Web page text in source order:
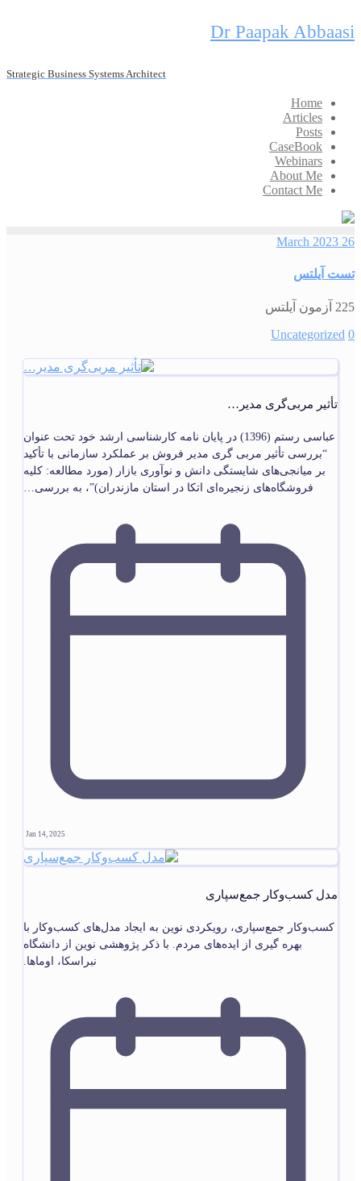
Skip
to
Dr Paapak Abbaasi
Strategic Business Systems Architect
Home
Articles
Posts
CaseBook
Webinars
About Me
Contact Me
26 March 2023
تست آیلتس
225 آزمون آیلتس
Uncategorized 0
تأثیر مربی‌گری مدیر…
عباسی رستم (1396) در پایان‏ نامه کارشناسی ارشد خود تحت عنوان
“بررسی تأثیر مربی گری مدیر فروش بر عملکرد سازمانی با تأکید
بر میانجی‌‏های شایستگی دانش و نوآوری بازار (مورد مطالعه: کلیه
فروشگاه‌‏های زنجیره‏‌ای اتکا در استان مازندران)”، به بررسی…
Jan 14, 2025
مدل کسب‌وکار جمع‌سپاری
کسب‌وکار جمع‌سپاری، رویکردی نوین به ایجاد مدل‌های کسب‌وکار با
بهره گیری از ایده‌های مردم. با ذکر پژوهشی نوین از دانشگاه
نبراسکا، اوماها.